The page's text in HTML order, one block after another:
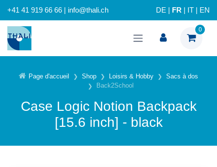
+41 41 919 66 66 | info@thali.ch DE FR IT EN
0
Page d'accueil Shop Loisirs & Hobby
Sacs à dos
Back2School
Case Logic Notion Backpack
[15.6 inch] - black